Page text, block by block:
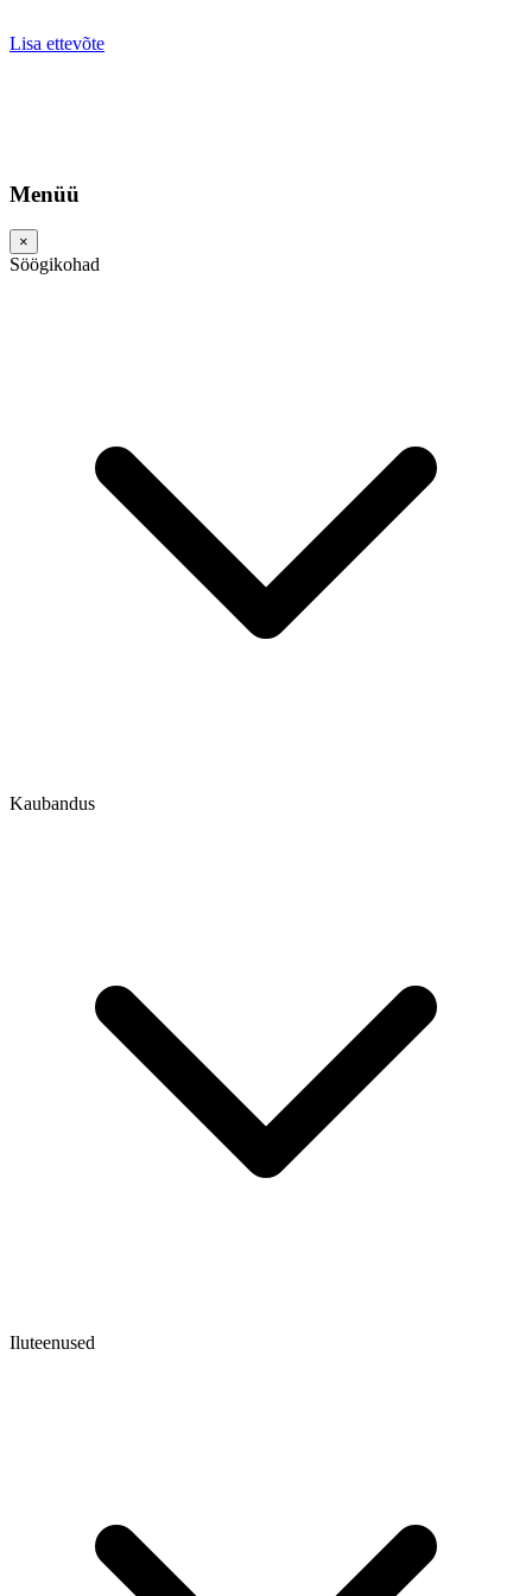
Lisa ettevõte
Menüü
×
Söögikohad
Kaubandus
Iluteenused